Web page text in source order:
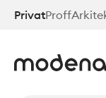
Hopp
PrivatProff